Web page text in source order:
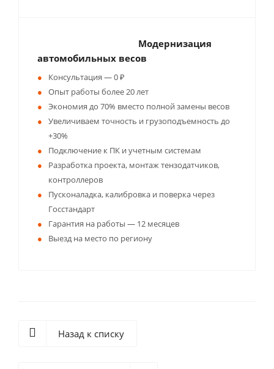
Модернизация
автомобильных весов
Консультация — 0 ₽
Опыт работы более 20 лет
Экономия до 70% вместо полной замены весов
Увеличиваем точность и грузоподъемность до
+30%
Подключение к ПК и учетным системам
Разработка проекта, монтаж тензодатчиков,
контроллеров
Пусконаладка, калибровка и поверка через
Госстандарт
Гарантия на работы — 12 месяцев
Выезд на место по региону
Назад к списку